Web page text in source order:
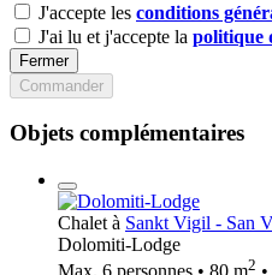
J'accepte les conditions
J'ai lu et j'accepte la politique
Fermer
Commander
Objets complémentaires
Chalet à Sankt Vigil - San
Dolomiti-Lodge
2